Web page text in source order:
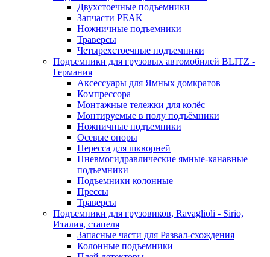
Двухстоечные подъемники
Запчасти PEAK
Ножничные подъемники
Траверсы
Четырехстоечные подъемники
Подъемники для грузовых автомобилей BLITZ -
Германия
Аксессуары для Ямных домкратов
Компрессора
Монтажные тележки для колёс
Монтируемые в полу подъёмники
Ножничные подъемники
Осевые опоры
Пересса для шкворней
Пневмогидравлические ямные-канавные
подъемники
Подъемники колонные
Прессы
Траверсы
Подъемники для грузовиков, Ravaglioli - Sirio,
Италия, стапеля
Запасные части для Развал-схождения
Колонные подъемники